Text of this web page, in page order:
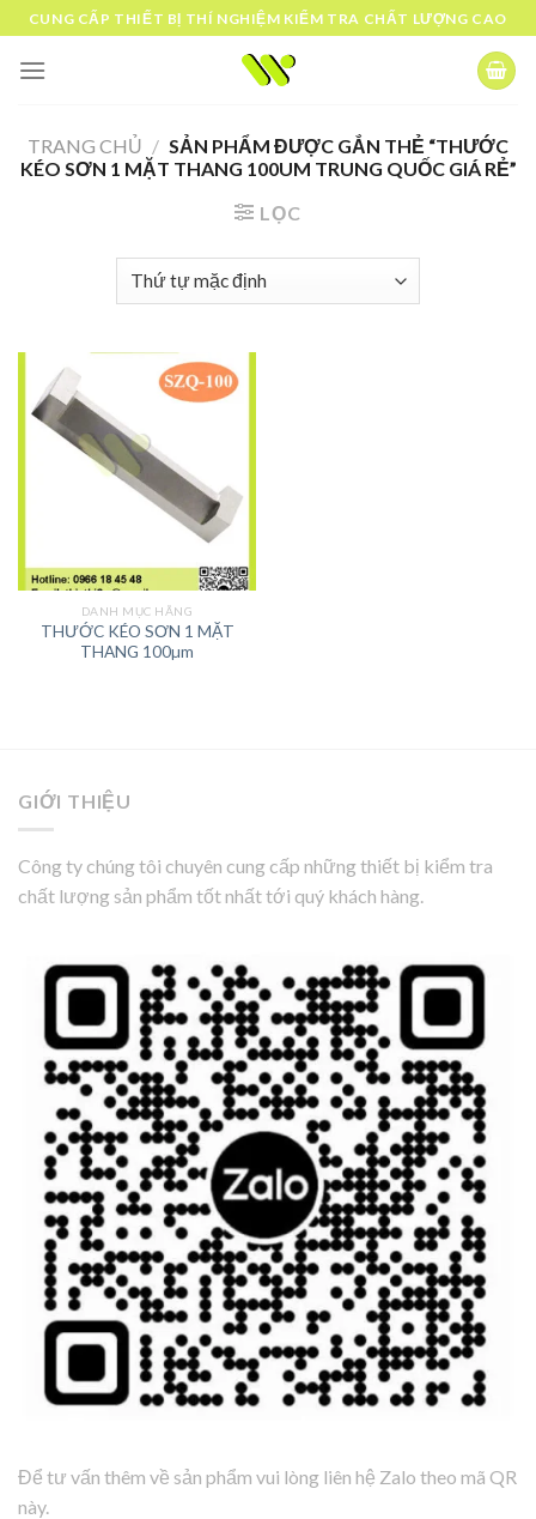
Skip
to
content
CUNG CẤP THIẾT BỊ THÍ NGHIỆM KIỂM TRA CHẤT LƯỢNG CAO
TRANG CHỦ / SẢN PHẨM ĐƯỢC GẮN THẺ “THƯỚC
KÉO SƠN 1 MẶT THANG 100UM TRUNG QUỐC GIÁ RẺ”
LỌC
DANH MỤC HÃNG
THƯỚC KÉO SƠN 1 MẶT
THANG 100µm
GIỚI THIỆU
Công ty chúng tôi chuyên cung cấp những thiết bị kiểm tra
chất lượng sản phẩm tốt nhất tới quý khách hàng.
Để tư vấn thêm về sản phẩm vui lòng liên hệ Zalo theo mã QR
này.